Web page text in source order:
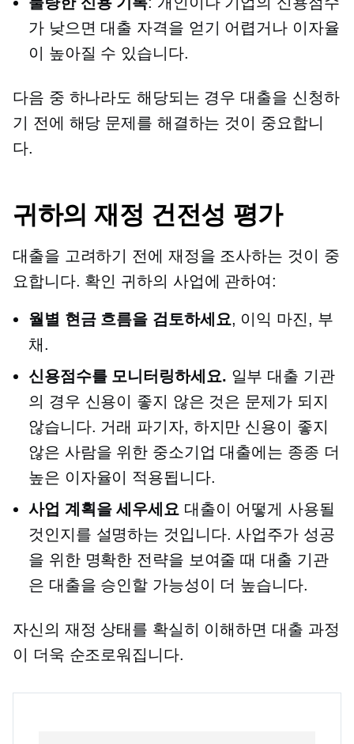
가 낮으면 대출 자격을 얻기 어렵거나 이자율
이 높아질 수 있습니다.
다음 중 하나라도 해당되는 경우 대출을 신청하
기 전에 해당 문제를 해결하는 것이 중요합니
다.
귀하의 재정 건전성 평가
대출을 고려하기 전에 재정을 조사하는 것이 중
요합니다. 확인 귀하의 사업에 관하여:
월별 현금 흐름을 검토하세요, 이익 마진, ​​부
채.
신용점수를 모니터링하세요. 일부 대출 기관
의 경우 신용이 좋지 않은 것은 문제가 되지
않습니다. 거래 파기자, 하지만 신용이 좋지
않은 사람을 위한 중소기업 대출에는 종종 더
높은 이자율이 적용됩니다.
사업 계획을 세우세요 대출이 어떻게 사용될
것인지를 설명하는 것입니다. 사업주가 성공
을 위한 명확한 전략을 보여줄 때 대출 기관
은 대출을 승인할 가능성이 더 높습니다.
자신의 재정 상태를 확실히 이해하면 대출 과정
이 더욱 순조로워집니다.